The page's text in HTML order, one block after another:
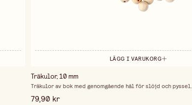
LÄGG I VARUKORG
Träkulor, 10 mm
Träkulor av bok med genomgående hål för slöjd och pyssel.
79,90 kr